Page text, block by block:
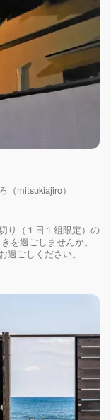
mitsukiajiro）
り（１日１組限定）の
を過ごしませんか。
ごしください。